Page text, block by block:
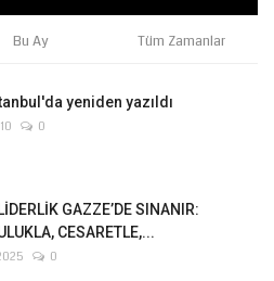
Bu Ay Tüm Zamanlar
yeniden yazıldı
0
GAZZE’DE SINANIR:
CESARETLE,...
0